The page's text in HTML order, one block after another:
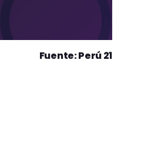
Fuente: Perú 21